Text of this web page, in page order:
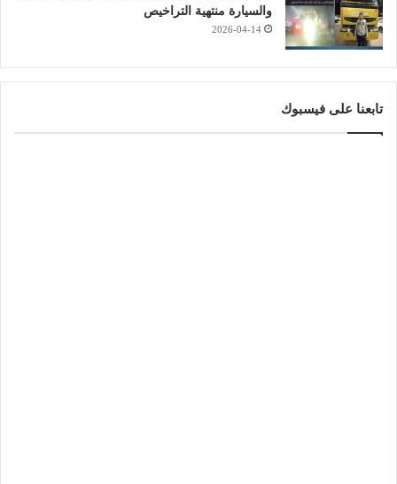
والسيارة منتهية التراخيص
2026-04-14
تابعنا على فيسبوك